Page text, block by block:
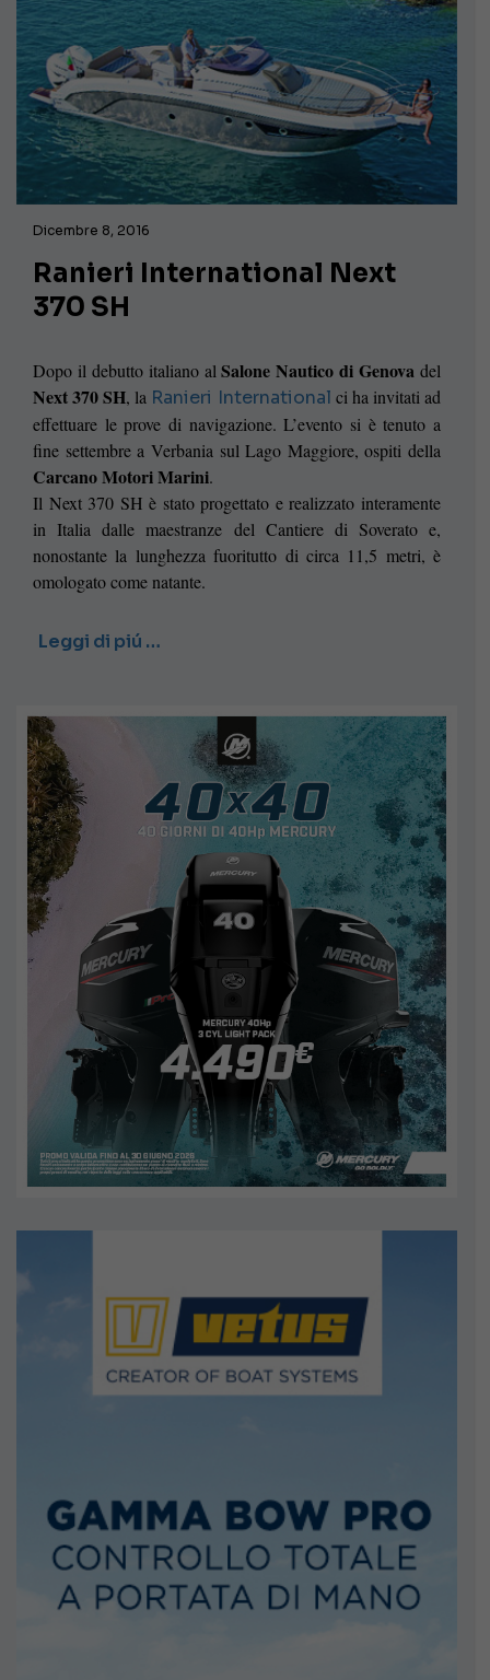
Dicembre 8, 2016
Ranieri International Next
370 SH
Dopo il debutto italiano alSalone Nautico di Genova del
Next 370 SH, la Ranieri International ci ha invitati ad
effettuare le prove di navigazione. L’evento si è tenuto a
fine settembre a Verbania sul Lago Maggiore, ospiti della
Carcano Motori Marini.
Il Next 370 SH è stato progettato e realizzato interamente
in Italia dalle maestranze del Cantiere di Soverato e,
nonostante la lunghezza fuoritutto di circa 11,5 metri, è
omologato come natante.
Leggi di piú …